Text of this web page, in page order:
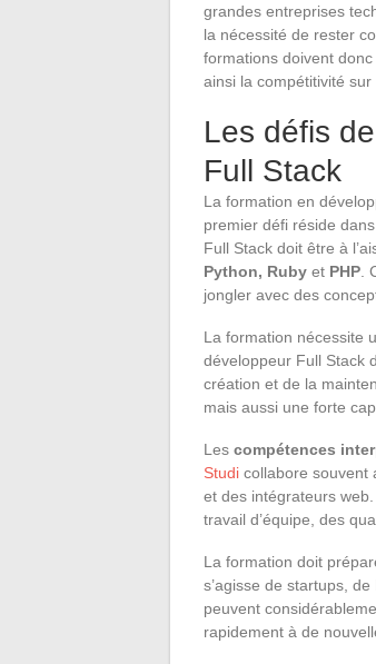
grandes entreprises
la nécessité de rester
formations doivent
ainsi la compétitivité sur
Les défis
Full Stack
La formation en
premier défi réside
Full Stack doit être à
Python, Ruby et PHP
jongler avec des
La formation nécessite
développeur Full Stack
création et de la
mais aussi une forte
Les compétences
Studi collabore souvent
et des intégrateurs
travail d’équipe, des
La formation doit
s’agisse de startups,
peuvent
rapidement à de